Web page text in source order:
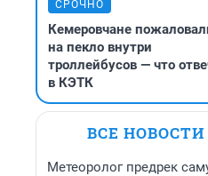
СРОЧНО
Кемеровчане
на пекло внутри
троллейбусов — что
в КЭТК
ВСЕ НОВОСТИ
Метеоролог предрек